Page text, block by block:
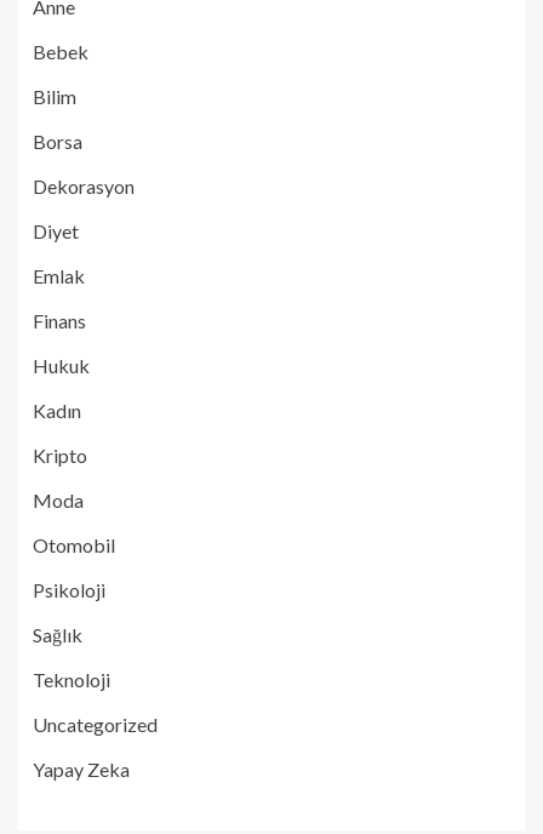
Anne
Bebek
Bilim
Borsa
Dekorasyon
Diyet
Emlak
Finans
Hukuk
Kadın
Kripto
Moda
Otomobil
Psikoloji
Sağlık
Teknoloji
Uncategorized
Yapay Zeka